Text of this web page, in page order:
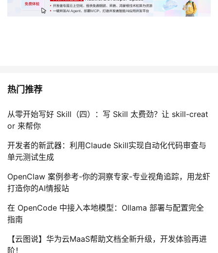
热门推荐
从零开始写好 Skill（四）：写 Skill 太费劲？让 skill-creat
or 来帮你
开发者的新武器：利用Claude Skill实现自动化代码审查与
单元测试生成
OpenClaw 案例参考-你的洞察专家-专业视角追踪，用龙虾
打造你的AI情报站
在 OpenCode 中接入本地模型：Ollama 部署与配置完全
指南
【云图说】华为云MaaS帮助文档全新升级，开发体验再进
阶！